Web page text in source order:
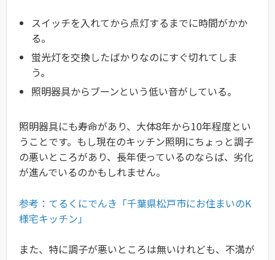
スイッチを入れてから点灯するまでに時間がかか
る。
蛍光灯を交換したばかりなのにすぐ切れてしま
う。
照明器具からブーンという低い音がしている。
照明器具にも寿命があり、大体8年から10年程度とい
うことです。もし現在のキッチン照明にちょっと調子
の悪いところがあり、長年使っているのならば、劣化
が進んでいるのかもしれません。
参考：てるくにでんき「千葉県松戸市にお住まいのK
様宅キッチン」
また、特に調子が悪いところは無いけれども、不満が